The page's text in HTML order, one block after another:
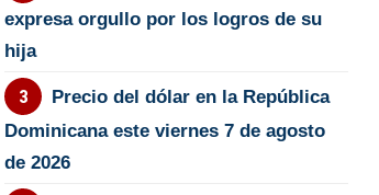
expresa orgullo por los logros de su
hija
Precio del dólar en la República
Dominicana este viernes 7 de agosto
de 2026